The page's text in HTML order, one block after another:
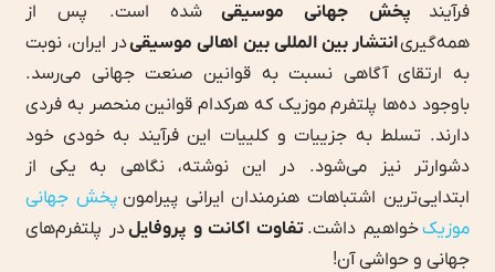
فرآیند پخش جهانی موسیقی شده است. پس از
همه‌گیریانتشار بین المللی بین اهالی موسیقیدر ایران، نوبت
به ارتقای آگاهی نسبت به قوانین صنعت جهانی می‌رسد.
باوجود ده‌‎ها پلتفرم موزیک که هرکدام قوانین منحصر به فردی
دارند. تسلط به جزییات و کلییات این فرآیند به خودی خود
دشوارتر نیز می‌شود. در این نوشته، نگاهی به یکی از
ابتدایی‌ترین اشتباهات هنرمندان ایرانی پیرامون پخش جهانی
موزیکخواهیم داشت.تفاوت اکانت و پروفایلدر پلتفرم‌های
جهانی و حواشی آن!